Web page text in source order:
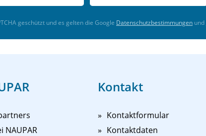
geschützt und es gelten die Google Datenschutzbestimmungen und
NAUPAR
Kontakt
Kontaktformular
Kontaktdaten